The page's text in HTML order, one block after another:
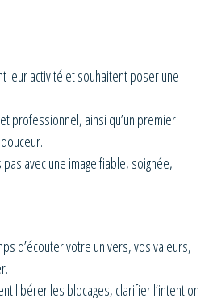
leur activité et souhaitent poser une
professionnel, ainsi qu’un premier
avec une image fiable, soignée,
d’écouter votre univers, vos valeurs,
libérer les blocages, clarifier l’intention